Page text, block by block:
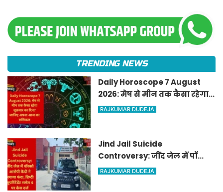
TRENDING NEWS
Daily Horoscope 7 August
2026: मेष से मीन तक कैसा रहेगा
शुक्रवार का दिन? जानिए अपना
RAJKUMAR DUDEJA
Jind Jail Suicide
Controversy: जींद जेल में पॉक्सो
आरोपी कैदी ने लगाया फंदा, डिप्टी
RAJKUMAR DUDEJA